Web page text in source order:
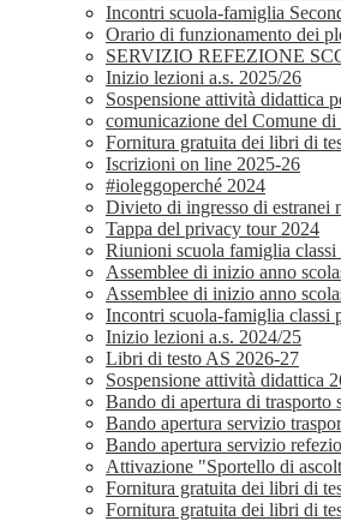
Incontri scuola-famiglia
Orario di funzionamento dei
SERVIZIO REFEZIONE
Inizio lezioni a.s. 2025/26
Sospensione attività didattica
comunicazione del Comune
Fornitura gratuita dei libri di
Iscrizioni on line 2025-26
#ioleggoperché 2024
Divieto di ingresso di estranei
Tappa del privacy tour 2024
Riunioni scuola famiglia
Assemblee di inizio anno
Assemblee di inizio anno
Incontri scuola-famiglia classi
Inizio lezioni a.s. 2024/25
Libri di testo AS 2026-27
Sospensione attività didattica
Bando di apertura di trasporto
Bando apertura servizio
Bando apertura servizio
Attivazione "Sportello di
Fornitura gratuita dei libri di
Fornitura gratuita dei libri di